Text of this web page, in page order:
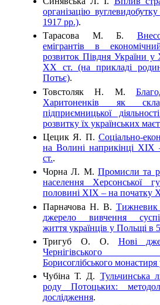
організацію
1917 рр.).
Тарасова М. Б.
емігрантів в
розвиток Півдня України
ХХ ст. (на прикладі
Потьє).
Товстоляк Н. М.
Харитоненків як
підприємницької
розвитку їх українських
Цецик Я. П. Соціально-
на Волині наприкінці
ст..
Чорна Л. М. Промисли та
населення Херсонської
половині ХІХ – на початку
Парначова Н. В.
джерело вивчення
життя українців у Польщі в
Тригуб О. О. Нові
Чернігівського
Борисоглібського
Чубіна Т. Д. Тульчинська
роду Потоцьких:
дослідження.